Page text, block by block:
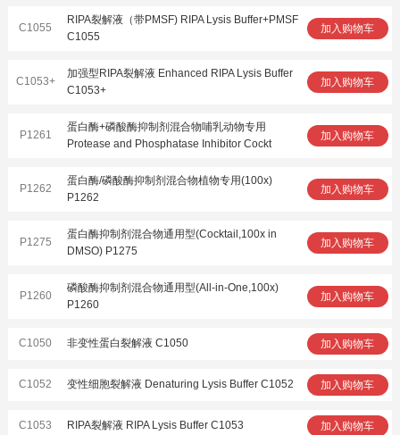
C1055
RIPA裂解液（带PMSF) RIPA Lysis Buffer+PMSF
C1055
加入购物车
C1053+
加强型RIPA裂解液 Enhanced RIPA Lysis Buffer
C1053+
加入购物车
P1261
蛋白酶+磷酸酶抑制剂混合物哺乳动物专用
Protease and Phosphatase Inhibitor Cockt
加入购物车
P1262
蛋白酶/磷酸酶抑制剂混合物植物专用(100x)
P1262
加入购物车
P1275
蛋白酶抑制剂混合物通用型(Cocktail,100x in
DMSO) P1275
加入购物车
P1260
磷酸酶抑制剂混合物通用型(All-in-One,100x)
P1260
加入购物车
C1050 非变性蛋白裂解液 C1050 加入购物车
C1052 变性细胞裂解液 Denaturing Lysis Buffer C1052 加入购物车
C1053 RIPA裂解液 RIPA Lysis Buffer C1053 加入购物车